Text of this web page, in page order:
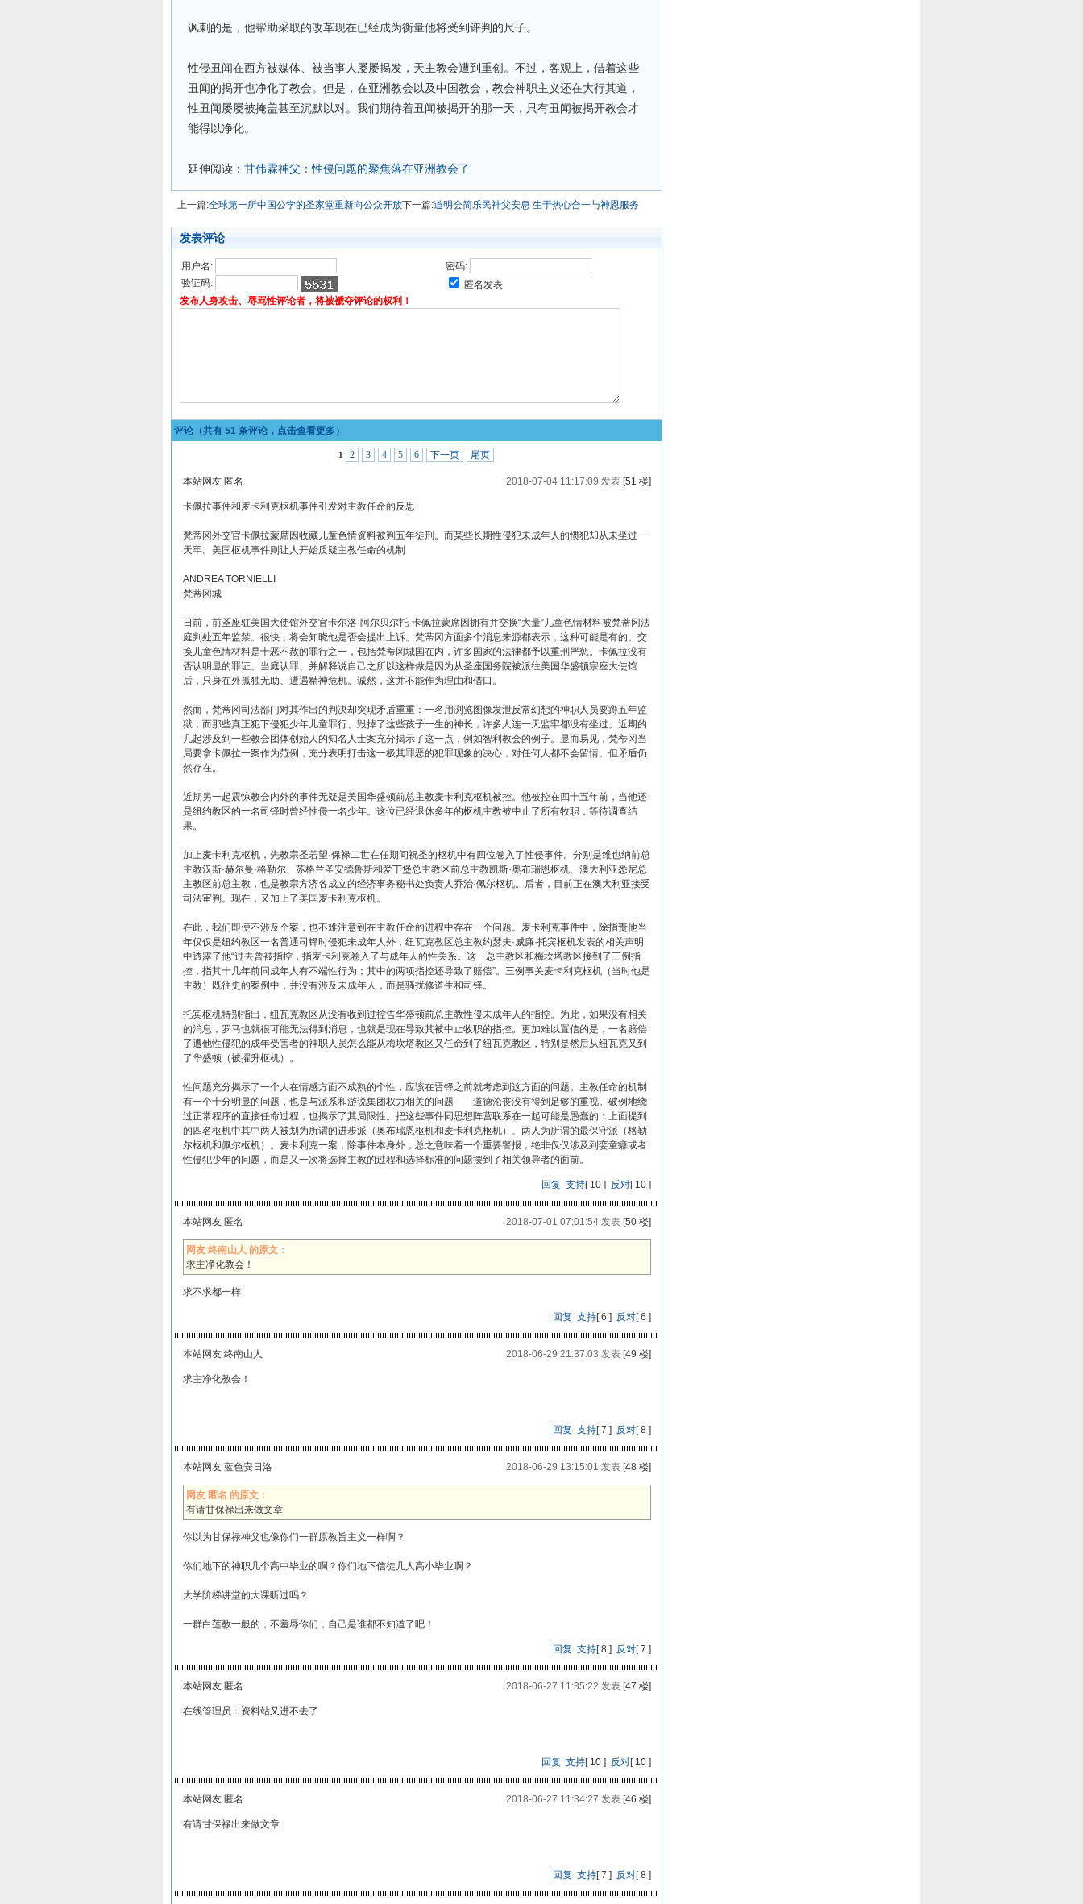
讽刺的是，他帮助采取的改革现在已经成为衡量他将受到评判的尺子。
性侵丑闻在西方被媒体、被当事人屡屡揭发，天主教会遭到重创。不过，客观上，借着这些
丑闻的揭开也净化了教会。但是，在亚洲教会以及中国教会，教会神职主义还在大行其道，
性丑闻屡屡被掩盖甚至沉默以对。我们期待着丑闻被揭开的那一天，只有丑闻被揭开教会才
能得以净化。
延伸阅读： 甘伟霖神父：性侵问题的聚焦落在亚洲教会了
上一篇:全球第一所中国公学的圣家堂重新向公众开放下一篇:道明会简乐民神父安息 生于热心合一与神恩服务
发表评论
用户名:
密码:
验证码:
匿名发表
发布人身攻击、辱骂性评论者，将被褫夺评论的权利！
评论（共有 51 条评论，点击查看更多）
1 2 3 4 5 6 下一页 尾页
本站网友 匿名 2018-07-04 11:17:09 发表[51 楼]
卡佩拉事件和麦卡利克枢机事件引发对主教任命的反思
梵蒂冈外交官卡佩拉蒙席因收藏儿童色情资料被判五年徒刑。而某些长期性侵犯未成年人的惯犯却从未坐过一
天牢。美国枢机事件则让人开始质疑主教任命的机制
ANDREA TORNIELLI
梵蒂冈城
日前，前圣座驻美国大使馆外交官卡尔洛·阿尔贝尔托·卡佩拉蒙席因拥有并交换“大量”儿童色情材料被梵蒂冈法
庭判处五年监禁。很快，将会知晓他是否会提出上诉。梵蒂冈方面多个消息来源都表示，这种可能是有的。交
换儿童色情材料是十恶不赦的罪行之一，包括梵蒂冈城国在内，许多国家的法律都予以重刑严惩。卡佩拉没有
否认明显的罪证、当庭认罪、并解释说自己之所以这样做是因为从圣座国务院被派往美国华盛顿宗座大使馆
后，只身在外孤独无助、遭遇精神危机。诚然，这并不能作为理由和借口。
然而，梵蒂冈司法部门对其作出的判决却突现矛盾重重：一名用浏览图像发泄反常幻想的神职人员要蹲五年监
狱；而那些真正犯下侵犯少年儿童罪行、毁掉了这些孩子一生的神长，许多人连一天监牢都没有坐过。近期的
几起涉及到一些教会团体创始人的知名人士案充分揭示了这一点，例如智利教会的例子。显而易见，梵蒂冈当
局要拿卡佩拉一案作为范例，充分表明打击这一极其罪恶的犯罪现象的决心，对任何人都不会留情。但矛盾仍
然存在。
近期另一起震惊教会内外的事件无疑是美国华盛顿前总主教麦卡利克枢机被控。他被控在四十五年前，当他还
是纽约教区的一名司铎时曾经性侵一名少年。这位已经退休多年的枢机主教被中止了所有牧职，等待调查结
果。
加上麦卡利克枢机，先教宗圣若望·保禄二世在任期间祝圣的枢机中有四位卷入了性侵事件。分别是维也纳前总
主教汉斯·赫尔曼·格勒尔、苏格兰圣安德鲁斯和爱丁堡总主教区前总主教凯斯·奥布瑞恩枢机、澳大利亚悉尼总
主教区前总主教，也是教宗方济各成立的经济事务秘书处负责人乔治·佩尔枢机。后者，目前正在澳大利亚接受
司法审判。现在，又加上了美国麦卡利克枢机。
在此，我们即便不涉及个案，也不难注意到在主教任命的进程中存在一个问题。麦卡利克事件中，除指责他当
年仅仅是纽约教区一名普通司铎时侵犯未成年人外，纽瓦克教区总主教约瑟夫·威廉·托宾枢机发表的相关声明
中透露了他“过去曾被指控，指麦卡利克卷入了与成年人的性关系。这一总主教区和梅坎塔教区接到了三例指
控，指其十几年前同成年人有不端性行为；其中的两项指控还导致了赔偿”。三例事关麦卡利克枢机（当时他是
主教）既往史的案例中，并没有涉及未成年人，而是骚扰修道生和司铎。
托宾枢机特别指出，纽瓦克教区从没有收到过控告华盛顿前总主教性侵未成年人的指控。为此，如果没有相关
的消息，罗马也就很可能无法得到消息，也就是现在导致其被中止牧职的指控。更加难以置信的是，一名赔偿
了遭他性侵犯的成年受害者的神职人员怎么能从梅坎塔教区又任命到了纽瓦克教区，特别是然后从纽瓦克又到
了华盛顿（被擢升枢机）。
性问题充分揭示了一个人在情感方面不成熟的个性，应该在晋铎之前就考虑到这方面的问题。主教任命的机制
有一个十分明显的问题，也是与派系和游说集团权力相关的问题——道德沦丧没有得到足够的重视。破例地绕
过正常程序的直接任命过程，也揭示了其局限性。把这些事件同思想阵营联系在一起可能是愚蠢的：上面提到
的四名枢机中其中两人被划为所谓的进步派（奥布瑞恩枢机和麦卡利克枢机）、两人为所谓的最保守派（格勒
尔枢机和佩尔枢机）。麦卡利克一案，除事件本身外，总之意味着一个重要警报，绝非仅仅涉及到娈童癖或者
性侵犯少年的问题，而是又一次将选择主教的过程和选择标准的问题摆到了相关领导者的面前。
回复 支持[10 ] 反对[10 ]
本站网友 匿名 2018-07-01 07:01:54 发表[50 楼]
网友 终南山人 的原文：
求主净化教会！
求不求都一样
回复 支持[6 ] 反对[6 ]
本站网友 终南山人 2018-06-29 21:37:03 发表[49 楼]
求主净化教会！
回复 支持[7 ] 反对[8 ]
本站网友 蓝色安日洛 2018-06-29 13:15:01 发表[48 楼]
网友 匿名 的原文：
有请甘保禄出来做文章
你以为甘保禄神父也像你们一群原教旨主义一样啊？
你们地下的神职几个高中毕业的啊？你们地下信徒几人高小毕业啊？
大学阶梯讲堂的大课听过吗？
一群白莲教一般的，不羞辱你们，自己是谁都不知道了吧！
回复 支持[8 ] 反对[7 ]
本站网友 匿名 2018-06-27 11:35:22 发表[47 楼]
在线管理员：资料站又进不去了
回复 支持[10 ] 反对[10 ]
本站网友 匿名 2018-06-27 11:34:27 发表[46 楼]
有请甘保禄出来做文章
回复 支持[7 ] 反对[8 ]